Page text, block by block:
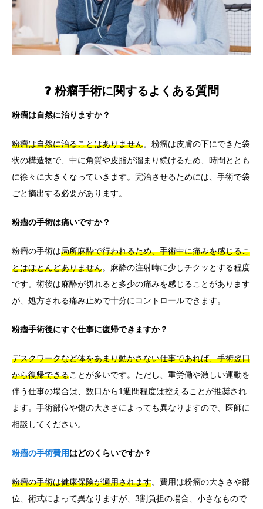
❓ 粉瘤手術に関するよくある質問
粉瘤は自然に治りますか？
粉瘤は自然に治ることはありません。粉瘤は皮膚の下にできた袋
状の構造物で、中に角質や皮脂が溜まり続けるため、時間ととも
に徐々に大きくなっていきます。完治させるためには、手術で袋
ごと摘出する必要があります。
粉瘤の手術は痛いですか？
粉瘤の手術は局所麻酔で行われるため、手術中に痛みを感じるこ
とはほとんどありません。麻酔の注射時に少しチクッとする程度
です。術後は麻酔が切れると多少の痛みを感じることがあります
が、処方される痛み止めで十分にコントロールできます。
粉瘤手術後にすぐ仕事に復帰できますか？
デスクワークなど体をあまり動かさない仕事であれば、手術翌日
から復帰できることが多いです。ただし、重労働や激しい運動を
伴う仕事の場合は、数日から1週間程度は控えることが推奨され
ます。手術部位や傷の大きさによっても異なりますので、医師に
相談してください。
粉瘤の手術費用はどのくらいですか？
粉瘤の手術は健康保険が適用されます。費用は粉瘤の大きさや部
位、術式によって異なりますが、3割負担の場合、小さなもので